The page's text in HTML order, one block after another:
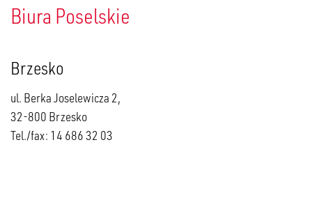
Biura Poselskie
Brzesko
ul. Berka Joselewicza 2,
32-800 Brzesko
Tel./fax: 14 686 32 03